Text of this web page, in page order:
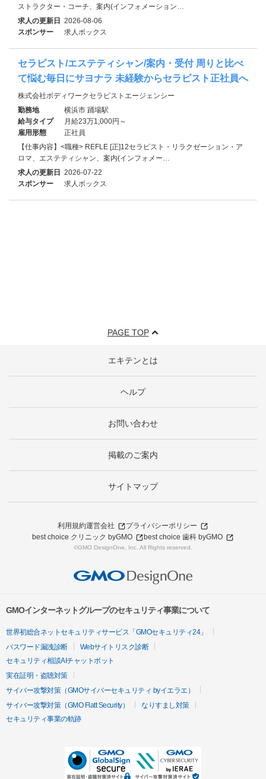
ストラクター・コーチ、案内(インフォメーション…
求人の更新日 2026-08-06
スポンサー
求人ボックス
セラピスト/エステティシャン/案内・受付 周りと比べ
て悩む毎日にサヨナラ 未経験からセラピスト正社員へ
株式会社ボディワークセラピストエージェンシー
勤務地
横浜市 踊場駅
給与タイプ
月給23万1,000円～
雇用形態
正社員
【仕事内容】<職種> REFLE [正]12セラピスト・リラクゼーション・ア
ロマ、エステティシャン、案内(インフォメー…
求人の更新日 2026-07-22
スポンサー
求人ボックス
PAGE TOP
エキテンとは
ヘルプ
お問い合わせ
掲載のご案内
サイトマップ
利用規約運営会社
プライバシーポリシー
best choice クリニック byGMO
best choice 歯科 byGMO
©GMO DesignOne, Inc. All Rights reserved.
GMOインターネットグループのセキュリティ事業について
世界初総合ネットセキュリティサービス「GMOセキュリティ24」
パスワード漏洩診断
Webサイトリスク診断
セキュリティ相談AIチャットボット
実在証明・盗聴対策
サイバー攻撃対策（GMOサイバーセキュリティ byイエラエ）
サイバー攻撃対策（GMO Flatt Security）
なりすまし対策
セキュリティ事業の軌跡